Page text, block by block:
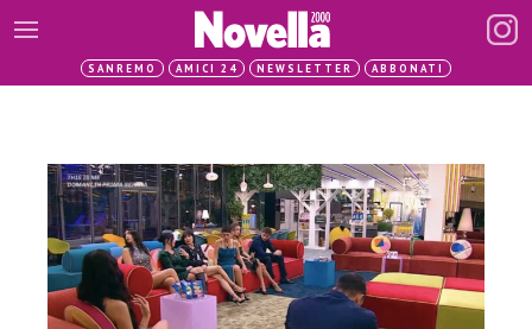
SANREMO AMICI 24 NEWSLETTER ABBONATI